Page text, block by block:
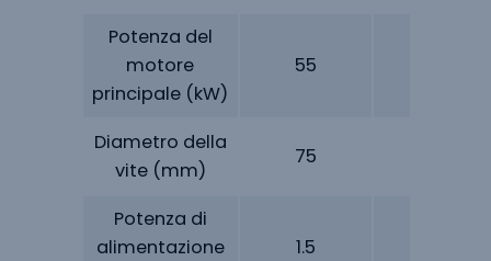
Potenza del
motore
principale (kW)
55
Diametro della
vite (mm)
75
Potenza di
alimentazione
1.5